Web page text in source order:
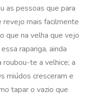
as pessoas que para
revejo mais facilmente
que na velha que vejo
rapariga, ainda
roubou-te a velhice; a
miúdos cresceram e
tapar o vazio que